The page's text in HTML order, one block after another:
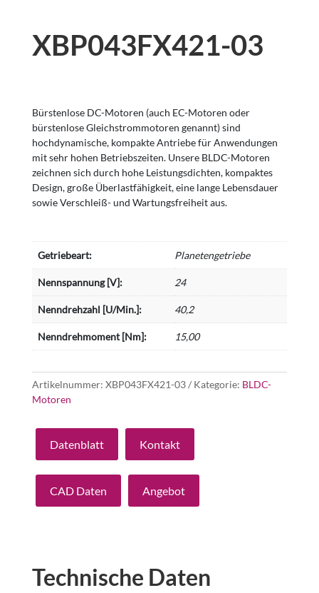
XBP043FX421-03
Bürstenlose DC-Motoren (auch EC-Motoren oder
bürstenlose Gleichstrommotoren genannt) sind
hochdynamische, kompakte Antriebe für Anwendungen
mit sehr hohen Betriebszeiten. Unsere BLDC-Motoren
zeichnen sich durch hohe Leistungsdichten, kompaktes
Design, große Überlastfähigkeit, eine lange Lebensdauer
sowie Verschleiß- und Wartungsfreiheit aus.
Getriebeart: Planetengetriebe
Nennspannung [V]: 24
Nenndrehzahl [U/Min.]: 40,2
Nenndrehmoment [Nm]: 15,00
Artikelnummer: XBP043FX421-03 Kategorie: BLDC-
Motoren
Datenblatt Kontakt
CAD Daten Angebot
Technische Daten